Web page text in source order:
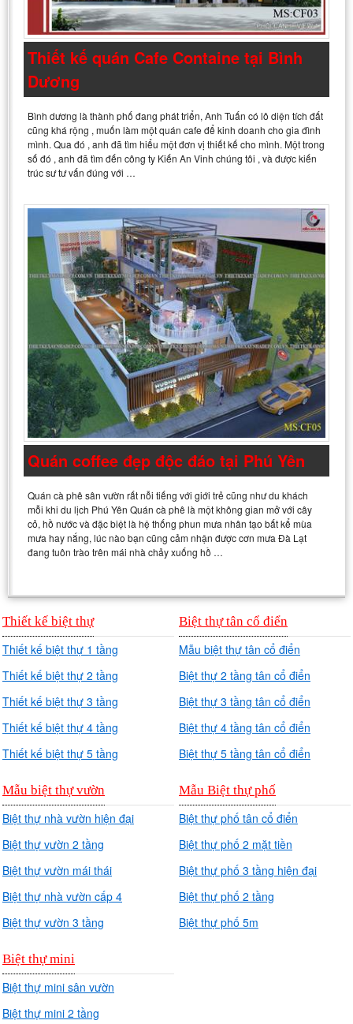
Thiết kế quán Cafe Containe tại Bình
Dương
Bình dương là thành phố đang phát triển, Anh Tuấn có lô diện tích đất
cũng khá rộng , muốn làm một quán cafe để kinh doanh cho gia đình
mình. Qua đó , anh đã tìm hiểu một đơn vị thiết kế cho mình. Một trong
số đó , anh đã tìm đến công ty Kiến An Vinh chúng tôi , và được kiến
trúc sư tư vấn đúng với …
Quán coffee đẹp độc đáo tại Phú Yên
Quán cà phê sân vườn rất nỗi tiếng với giới trẻ cũng như du khách
mỗi khi du lịch Phú Yên Quán cà phê là một không gian mở với cây
cỏ, hồ nước và đặc biệt là hệ thống phun mưa nhân tạo bất kể mùa
mưa hay nắng, lúc nào bạn cũng cảm nhận được cơn mưa Đà Lạt
đang tuôn trào trên mái nhà chảy xuống hồ …
Thiết kế biệt thự
Thiết kế biệt thự 1 tầng
Thiết kế biệt thự 2 tầng
Thiết kế biệt thự 3 tầng
Thiết kế biệt thự 4 tầng
Thiết kế biệt thự 5 tầng
Biệt thự tân cổ điển
Mẫu biệt thự tân cổ điển
Biệt thự 2 tầng tân cổ điển
Biệt thự 3 tầng tân cổ điển
Biệt thự 4 tầng tân cổ điển
Biệt thự 5 tầng tân cổ điển
Mẫu biệt thự vườn
Biệt thự nhà vườn hiện đại
Biệt thự vườn 2 tầng
Biệt thự vườn mái thái
Biệt thự nhà vườn cấp 4
Biệt thự vườn 3 tầng
Mẫu Biệt thự phố
Biệt thự phố tân cổ điển
Biệt thự phố 2 mặt tiền
Biệt thự phố 3 tầng hiện đại
Biệt thự phố 2 tầng
Biệt thự phố 5m
Biệt thự mini
Biệt thự mini sân vườn
Biệt thự mini 2 tầng